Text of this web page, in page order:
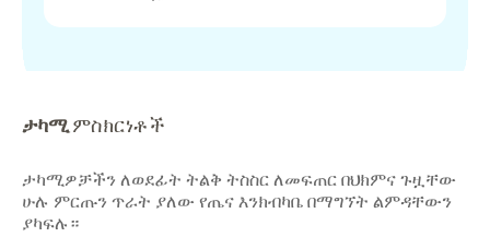
ታካሚምስክርነቶች
ታካሚዎቻችን ለወደፊት ትልቅ ትስስር ለመፍጠር በህክምና ጉዟቸው
ሁሉ ምርጡን ጥራት ያለው የጤና እንክብካቤ በማግኘት ልምዳቸውን
ያካፍሉ።